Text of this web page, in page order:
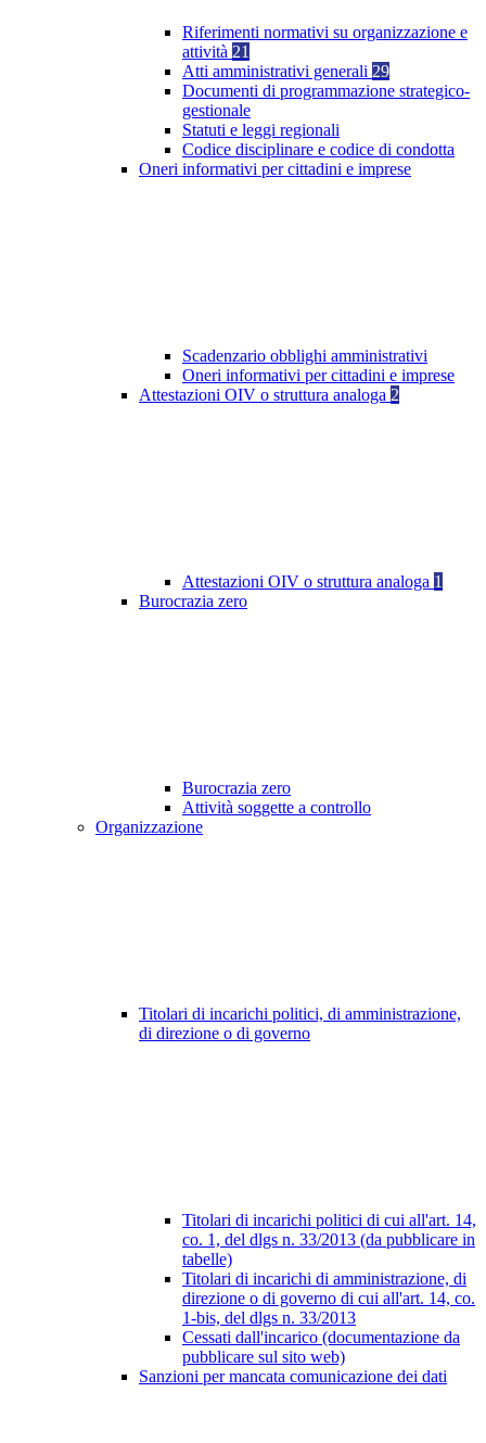
Riferimenti normativi su organizzazione e
attività 21
Atti amministrativi generali 29
Documenti di programmazione strategico-
gestionale
Statuti e leggi regionali
Codice disciplinare e codice di condotta
Oneri informativi per cittadini e imprese
Scadenzario obblighi amministrativi
Oneri informativi per cittadini e imprese
Attestazioni OIV o struttura analoga 2
Attestazioni OIV o struttura analoga 1
Burocrazia zero
Burocrazia zero
Attività soggette a controllo
Organizzazione
Titolari di incarichi politici, di amministrazione,
di direzione o di governo
Titolari di incarichi politici di cui all'art. 14,
co. 1, del dlgs n. 33/2013 (da pubblicare in
tabelle)
Titolari di incarichi di amministrazione, di
direzione o di governo di cui all'art. 14, co.
1-bis, del dlgs n. 33/2013
Cessati dall'incarico (documentazione da
pubblicare sul sito web)
Sanzioni per mancata comunicazione dei dati